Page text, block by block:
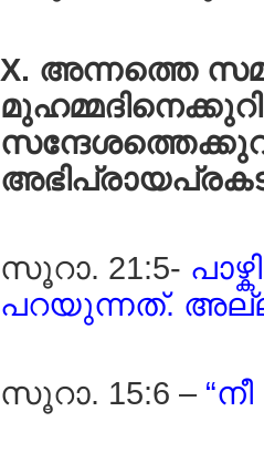
X. അന്നത്തെ
സൂറാ. 21:5-
പറയുന്നത്. അല്ല,
സൂറാ. 15:6 –